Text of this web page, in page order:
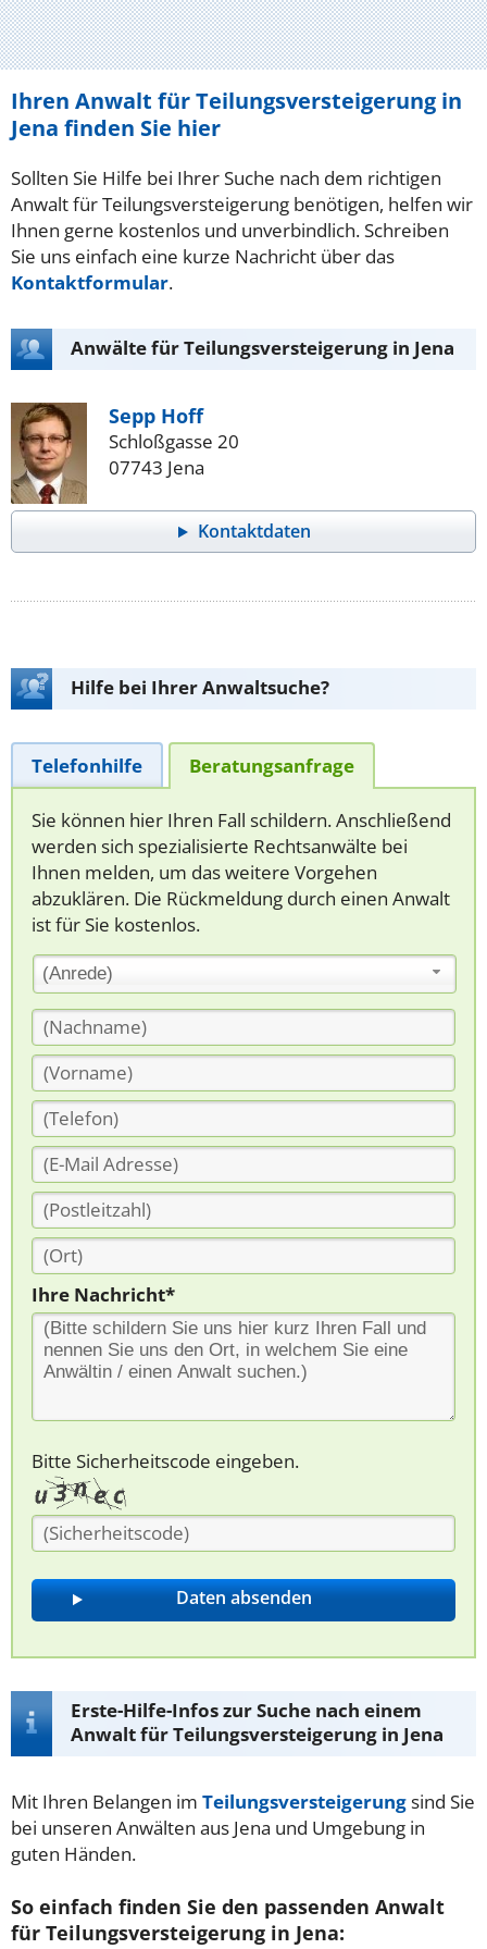
Ihren Anwalt für Teilungsversteigerung in
Jena finden Sie hier
Sollten Sie Hilfe bei Ihrer Suche nach dem richtigen
Anwalt für Teilungsversteigerung benötigen, helfen wir
Ihnen gerne kostenlos und unverbindlich. Schreiben
Sie uns einfach eine kurze Nachricht über das
Kontaktformular.
Anwälte für Teilungsversteigerung in Jena
Sepp Hoff
Schloßgasse 20
07743 Jena
Kontaktdaten
Hilfe bei Ihrer Anwaltsuche?
Telefonhilfe Beratungsanfrage
Sie können hier Ihren Fall schildern. Anschließend
werden sich spezialisierte Rechtsanwälte bei
Ihnen melden, um das weitere Vorgehen
abzuklären. Die Rückmeldung durch einen Anwalt
ist für Sie kostenlos.
(Anrede)
Ihre Nachricht*
Bitte Sicherheitscode eingeben.
Erste-Hilfe-Infos zur Suche nach einem
Anwalt für Teilungsversteigerung in Jena
Mit Ihren Belangen im Teilungsversteigerungsind Sie
bei unseren Anwälten aus Jena und Umgebung in
guten Händen.
So einfach finden Sie den passenden Anwalt
für Teilungsversteigerung in Jena: